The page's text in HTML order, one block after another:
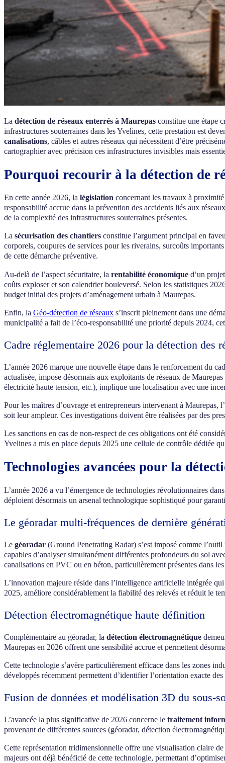
La détection de réseaux enterrés à Maurepas constitue une étape
infrastructures souterraines dans les Yvelines, cette prestation est
canalisations, câbles et autres réseaux qui nécessitent d’être
cartographier avec précision ces infrastructures invisibles mais
Pourquoi recourir à la détection de
En cette année 2026, la législation concernant les travaux à
responsabilité accrue dans la prévention des accidents liés aux
de la complexité des infrastructures souterraines présentes.
La sécurisation des chantiers constitue l’argument principal en
corporels, coupures de services pour les riverains, surcoûts
de cette démarche préventive.
Au-delà de l’aspect sécuritaire, la rentabilité économique d’un
coûts exploser et son calendrier bouleversé. Selon les statistiques
budget initial des projets d’aménagement urbain à Maurepas.
Enfin, la Géo-détection de réseaux s’inscrit pleinement dans une
municipalité a fait de l’éco-responsabilité une priorité depuis 2024,
Cadre réglementaire 2026 pour la détection des
L’année 2026 marque une nouvelle étape dans le renforcement du
actualisée, impose désormais aux exploitants de réseaux de
électricité haute tension, etc.), implique une localisation avec une
Pour les maîtres d’ouvrage et entrepreneurs intervenant à Maurepas,
soit leur ampleur. Ces investigations doivent être réalisées par des
Les sanctions en cas de non-respect de ces obligations ont été
Yvelines a mis en place depuis 2025 une cellule de contrôle dédiée
Technologies avancées pour la
L’année 2026 a vu l’émergence de technologies révolutionnaires
déploient désormais un arsenal technologique sophistiqué pour
Le géoradar multi-fréquences de dernière
Le géoradar (Ground Penetrating Radar) s’est imposé comme
capables d’analyser simultanément différentes profondeurs du sol
canalisations en PVC ou en béton, particulièrement présentes dans
L’innovation majeure réside dans l’intelligence artificielle intégrée
2025, améliore considérablement la fiabilité des relevés et réduit le
Détection électromagnétique haute définition
Complémentaire au géoradar, la détection électromagnétique
Maurepas en 2026 offrent une sensibilité accrue et permettent
Cette technologie s’avère particulièrement efficace dans les zones
développés récemment permettent d’identifier l’orientation exacte
Fusion de données et modélisation 3D du sous-
L’avancée la plus significative de 2026 concerne le traitement
provenant de différentes sources (géoradar, détection
Cette représentation tridimensionnelle offre une visualisation claire
majeurs ont déjà bénéficié de cette technologie, permettant